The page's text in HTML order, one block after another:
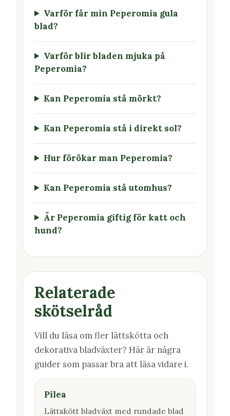
Varför får min Peperomia gula
blad?
Varför blir bladen mjuka på
Peperomia?
Kan Peperomia stå mörkt?
Kan Peperomia stå i direkt sol?
Hur förökar man Peperomia?
Kan Peperomia stå utomhus?
Är Peperomia giftig för katt och
hund?
Relaterade
skötselråd
Vill du läsa om fler lättskötta och
dekorativa bladväxter? Här är några
guider som passar bra att läsa vidare i.
Pilea
Lättskött bladväxt med rundade blad